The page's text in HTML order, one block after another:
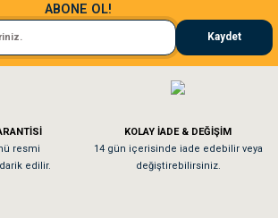
kargo fimrasın da bir sorun yaşadım ve arkadaşlar
için teşekkürler
ve paketlemesine bayıldım
ABONE OL!
Kaydet
resmi
edilir.
KOLAY İADE & DEĞİŞİM
14 gün içerisinde iade edebilir veya
değiştirebilirsiniz.